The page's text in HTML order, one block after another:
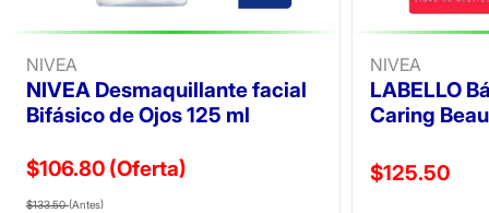
NIVEA
NIVEA Desmaquillante facial
Bifásico de Ojos 125 ml
$106.80 (Oferta)
Precio reducido de
$133.50(Antes)(Oferta)
NIVEA
LABELLO
Caring
Precio
$125.50